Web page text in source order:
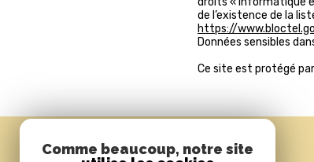
de l’existence de la
https://
Données sensibles
Ce site est protégé par
05 65 34 54 54
Comme beaucoup, notre site